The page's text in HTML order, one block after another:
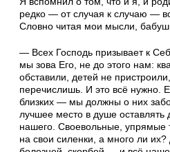
редко — от случая к случаю —
Словно читая мои мысли,
— Всех Господь призывает к
мы зова Его, не до этого нам:
обставили, детей не
перечислишь. И это всё нужно.
близких — мы должны о них
лучшее место в душе
нашего. Своевольные, упрямые
на свои силенки, а много ли их?